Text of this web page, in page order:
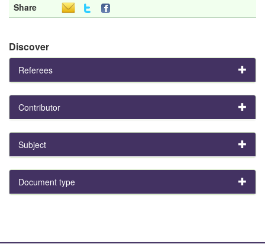
Share
Discover
Referees
Contributor
Subject
Document type